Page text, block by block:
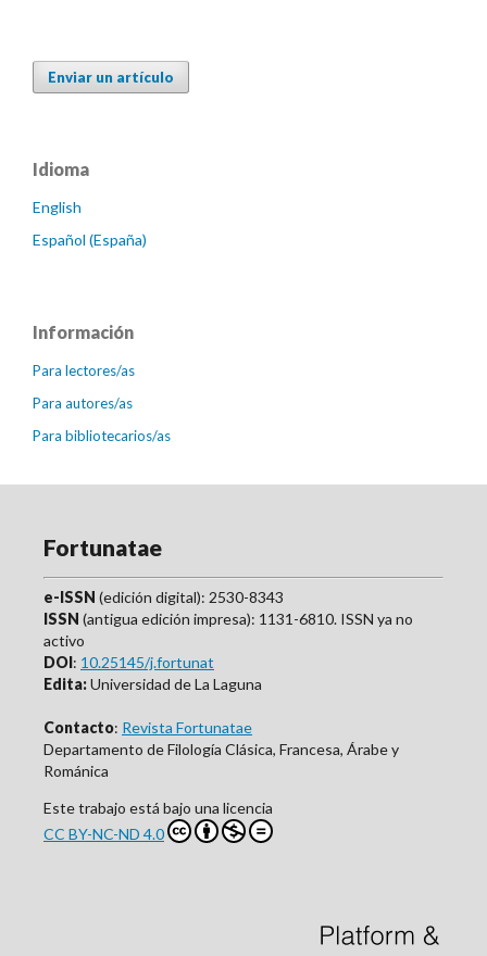
Enviar un artículo
Idioma
English
Español (España)
Información
Para lectores/as
Para autores/as
Para bibliotecarios/as
Fortunatae
e-ISSN (edición digital): 2530-8343
ISSN (antigua edición impresa): 1131-6810. ISSN ya no
activo
DOI: 10.25145/j.fortunat
Edita:Universidad de La Laguna
Contacto: Revista Fortunatae
Departamento de Filología Clásica, Francesa, Árabe y
Románica
Este trabajo está bajo una licencia
CC BY-NC-ND 4.0